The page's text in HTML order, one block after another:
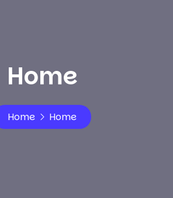
Home
Home Home